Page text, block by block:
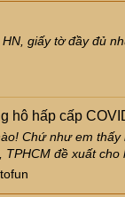
giấy tờ đầy đủ
hô hấp cấp
Chứ như em
đề xuất cho